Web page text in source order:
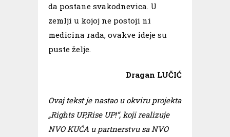
da postane svakodnevica. U
zemlji u kojoj ne postoji ni
medicina rada, ovakve ideje su
puste želje.
Dragan LUČIĆ
Ovaj tekst je nastao u okviru projekta
„Rights UP,Rise UP!“, koji realizuje
NVO KUĆA u partnerstvu sa NVO